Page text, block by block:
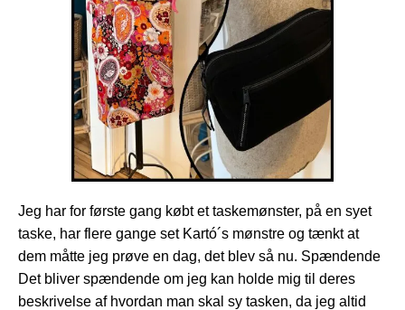
Jeg har for første gang købt et taskemønster, på en syet
taske, har flere gange set Kartó´s mønstre og tænkt at
dem måtte jeg prøve en dag, det blev så nu. Spændende
Det bliver spændende om jeg kan holde mig til deres
beskrivelse af hvordan man skal sy tasken, da jeg altid